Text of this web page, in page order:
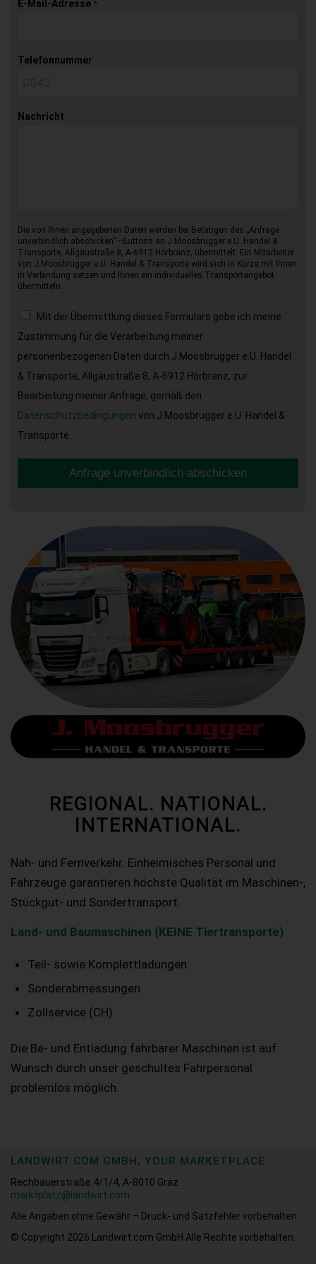
E-Mail-Adresse *
Telefonnummer
Nachricht
Die von Ihnen angegebenen Daten werden bei Betätigen des „Anfrage
unverbindlich abschicken“–Buttons an J.Moosbrugger e.U. Handel &
Transporte, Allgäustraße 8, A-6912 Hörbranz, übermittelt. Ein Mitarbeiter
von J.Moosbrugger e.U. Handel & Transporte wird sich in Kürze mit Ihnen
in Verbindung setzen und Ihnen ein individuelles Transportangebot
übermitteln.
Mit der Übermittlung dieses Formulars gebe ich meine
Zustimmung für die Verarbeitung meiner
personenbezogenen Daten durch J.Moosbrugger e.U. Handel
& Transporte, Allgäustraße 8, A-6912 Hörbranz, zur
Bearbeitung meiner Anfrage, gemäß den
Datenschutzbedingungen von J.Moosbrugger e.U. Handel &
Transporte.
Anfrage unverbindlich abschicken
REGIONAL. NATIONAL.
INTERNATIONAL.
Nah- und Fernverkehr. Einheimisches Personal und
Fahrzeuge garantieren höchste Qualität im Maschinen-,
Stückgut- und Sondertransport.
Land- und Baumaschinen (KEINE Tiertransporte)
Teil- sowie Komplettladungen
Sonderabmessungen
Zollservice (CH)
Die Be- und Entladung fahrbarer Maschinen ist auf
Wunsch durch unser geschultes Fahrpersonal
problemlos möglich.
LANDWIRT.COM GMBH, YOUR MARKETPLACE
Rechbauerstraße 4/1/4, A-8010 Graz
marktplatz@landwirt.com
Alle Angaben ohne Gewähr – Druck- und Satzfehler vorbehalten.
© Copyright 2026 Landwirt.com GmbH Alle Rechte vorbehalten.